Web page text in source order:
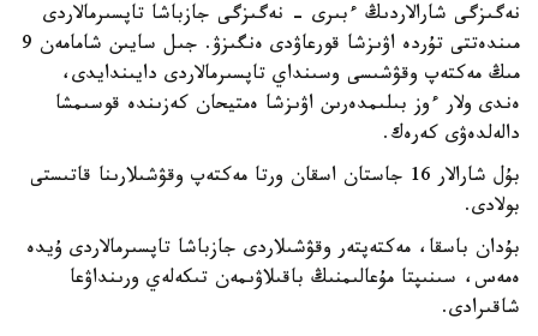
نەگىزگى شارالاردىڭ ءبىرى - نەگىزگى جازباشا تاپسىرمالاردى
مىندەتتى تۇردە اۋىزشا قورعاۋدى ەنگىزۋ. جىل سايىن شامامەن 9
مىڭ مەكتەپ وقۋشىسى وسىنداي تاپسىرمالاردى دايىندايدى،
ەندى ولار ءوز بىلىمدەرىن اۋىزشا ەمتيحان كەزىندە قوسىمشا
دالەلدەۋى كەرەك.
بۇل شارالار 16 جاستان اسقان ورتا مەكتەپ وقۋشىلارىنا قاتىستى
بولادى.
بۇدان باسقا، مەكتەپتەر وقۋشىلاردى جازباشا تاپسىرمالاردى ۇيدە
ەمەس، سىنىپتا مۇعالىمنىڭ باقىلاۋىمەن تىكەلەي ورىنداۋعا
شاقىرادى.